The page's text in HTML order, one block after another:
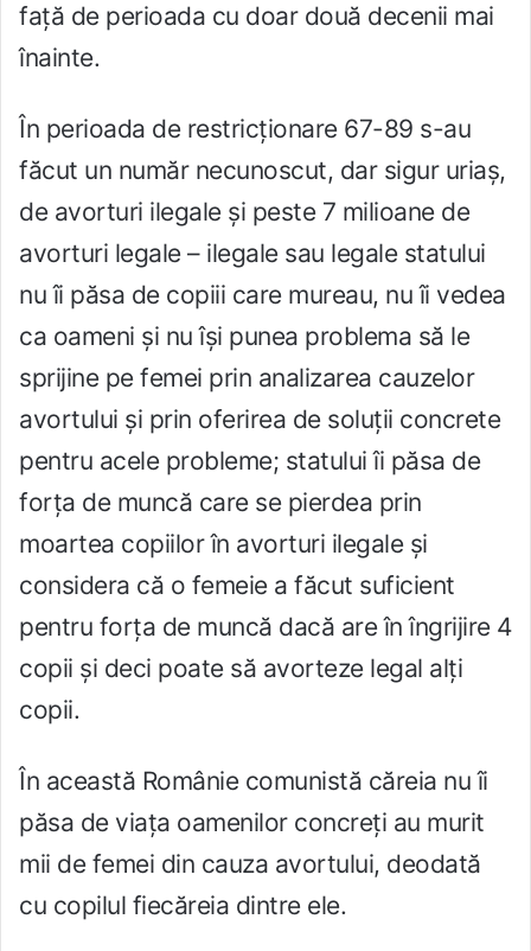
față de perioada cu doar două decenii mai
înainte.
În perioada de restricționare 67-89 s-au
făcut un număr necunoscut, dar sigur uriaș,
de avorturi ilegale și peste 7 milioane de
avorturi legale – ilegale sau legale statului
nu îi păsa de copiii care mureau, nu îi vedea
ca oameni și nu își punea problema să le
sprijine pe femei prin analizarea cauzelor
avortului și prin oferirea de soluții concrete
pentru acele probleme; statului îi păsa de
forța de muncă care se pierdea prin
moartea copiilor în avorturi ilegale și
considera că o femeie a făcut suficient
pentru forța de muncă dacă are în îngrijire 4
copii și deci poate să avorteze legal alți
copii.
În această Românie comunistă căreia nu îi
păsa de viața oamenilor concreți au murit
mii de femei din cauza avortului, deodată
cu copilul fiecăreia dintre ele.